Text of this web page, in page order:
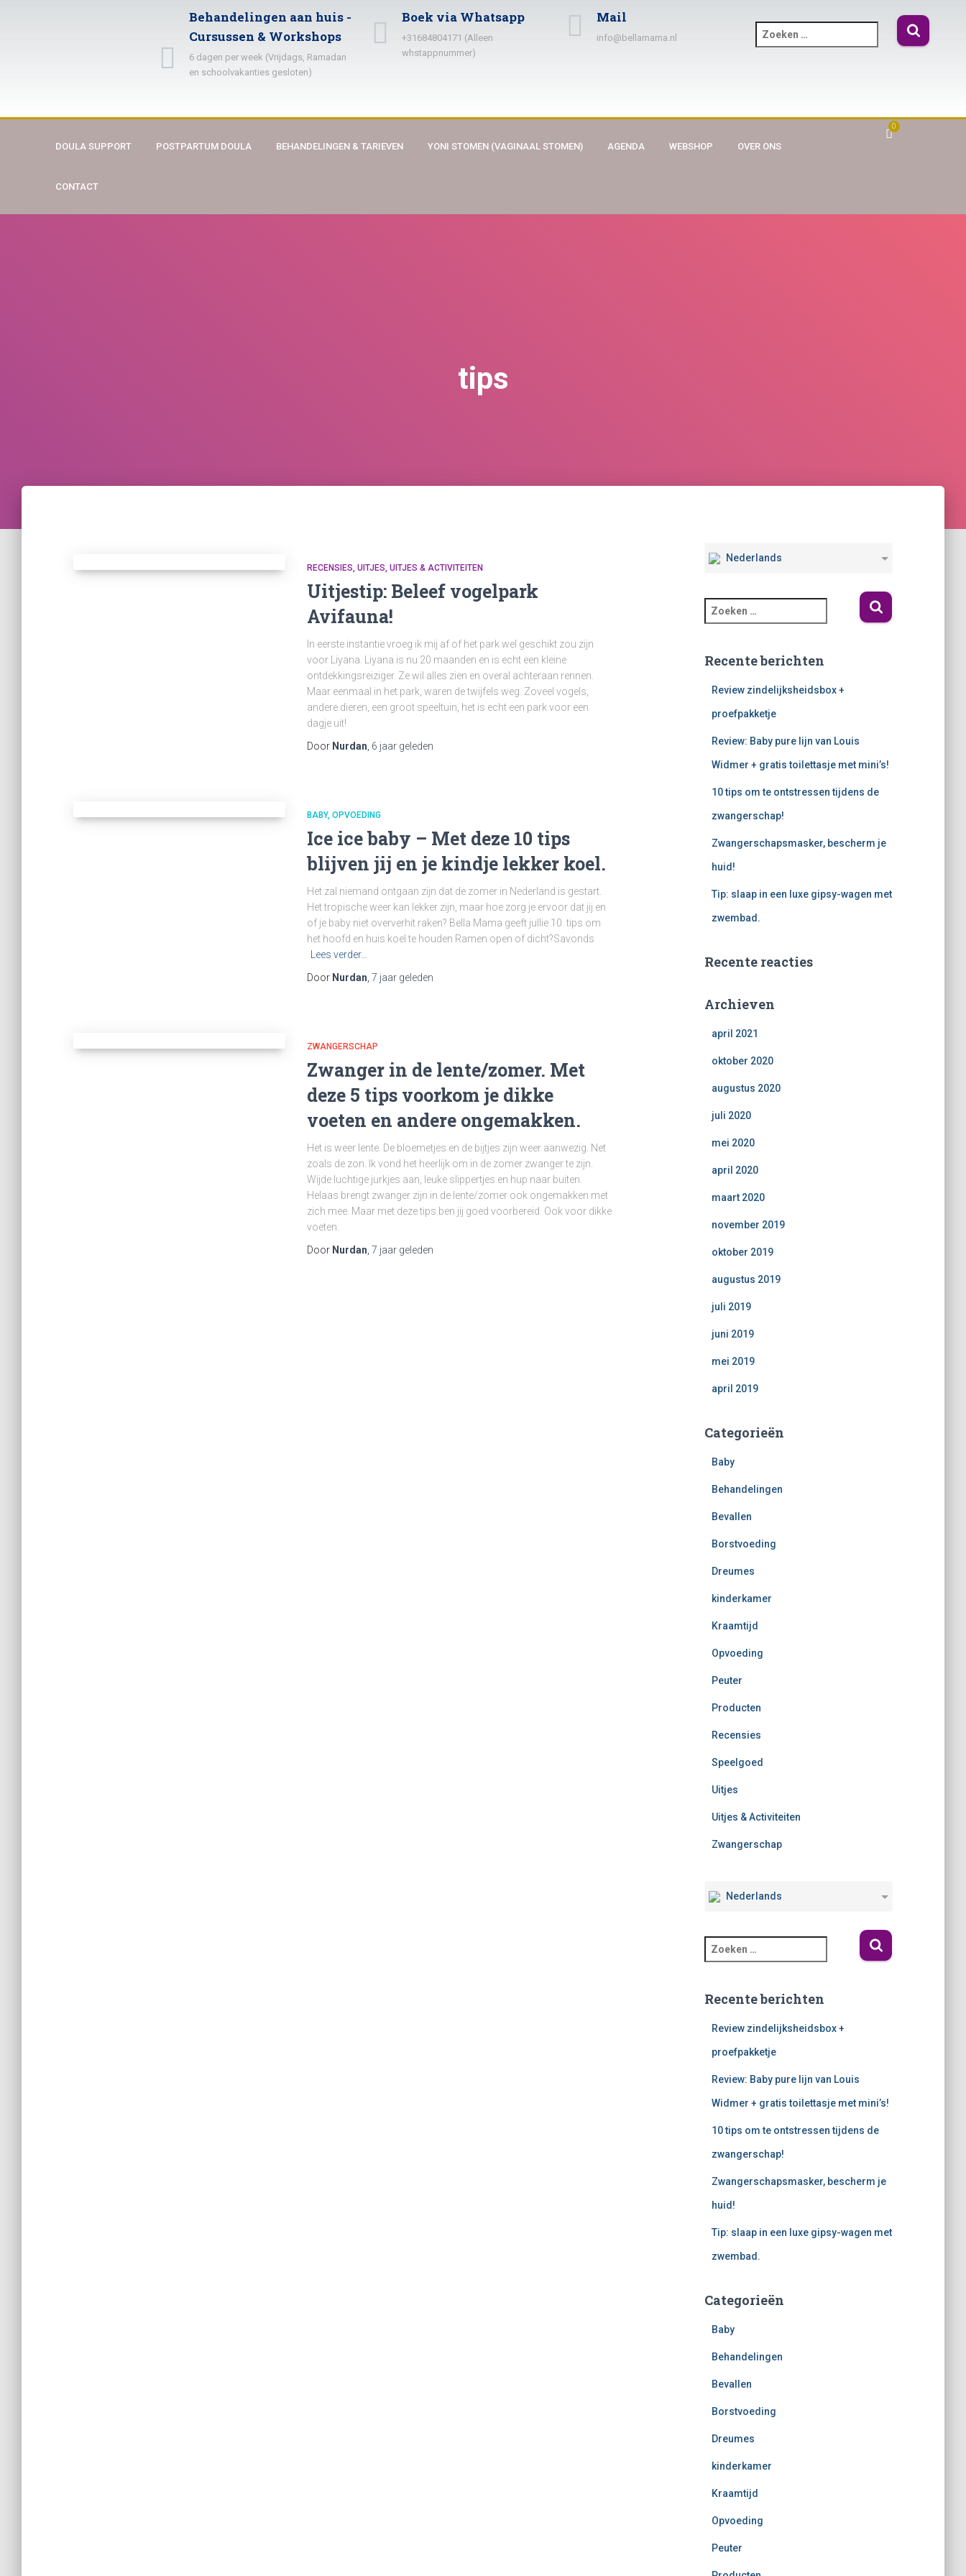
Behandelingen aan huis -
Cursussen & Workshops
6 dagen per week (Vrijdags, Ramadan
en schoolvakanties gesloten)
Boek via Whatsapp
+31684804171 (Alleen
whstappnummer)
Mail
info@bellamama.nl
DOULA SUPPORT POSTPARTUM DOULA BEHANDELINGEN & TARIEVEN YONI STOMEN (VAGINAAL STOMEN) AGENDA WEBSHOP OVER ONS
CONTACT
0
tips
RECENSIES UITJES UITJES & ACTIVITEITEN
Uitjestip: Beleef vogelpark
Avifauna!
In eerste instantie vroeg ik mij af of het park wel geschikt zou zijn
voor Liyana. Liyana is nu 20 maanden en is echt een kleine
ontdekkingsreiziger. Ze wil alles zien en overal achteraan rennen.
Maar eenmaal in het park, waren de twijfels weg. Zoveel vogels,
andere dieren, een groot speeltuin, het is echt een park voor een
dagje uit!
Door Nurdan 6 jaar geleden
BABY OPVOEDING
Ice ice baby – Met deze 10 tips
blijven jij en je kindje lekker koel.
Het zal niemand ontgaan zijn dat de zomer in Nederland is gestart.
Het tropische weer kan lekker zijn, maar hoe zorg je ervoor dat jij en
of je baby niet oververhit raken? Bella Mama geeft jullie 10 tips om
het hoofd en huis koel te houden Ramen open of dicht?Savonds
Lees verder…
Door Nurdan 7 jaar geleden
ZWANGERSCHAP
Zwanger in de lente/zomer. Met
deze 5 tips voorkom je dikke
voeten en andere ongemakken.
Het is weer lente. De bloemetjes en de bijtjes zijn weer aanwezig. Net
zoals de zon. Ik vond het heerlijk om in de zomer zwanger te zijn.
Wijde luchtige jurkjes aan, leuke slippertjes en hup naar buiten.
Helaas brengt zwanger zijn in de lente/zomer ook ongemakken met
zich mee. Maar met deze tips ben jij goed voorbereid. Ook voor dikke
voeten.
Door Nurdan 7 jaar geleden
Nederlands
Recente berichten
Review zindelijksheidsbox +
proefpakketje
Review: Baby pure lijn van Louis
Widmer + gratis toilettasje met mini’s!
10 tips om te ontstressen tijdens de
zwangerschap!
Zwangerschapsmasker, bescherm je
huid!
Tip: slaap in een luxe gipsy-wagen met
zwembad.
Recente reacties
Archieven
april 2021
oktober 2020
augustus 2020
juli 2020
mei 2020
april 2020
maart 2020
november 2019
oktober 2019
augustus 2019
juli 2019
juni 2019
mei 2019
april 2019
Categorieën
Baby
Behandelingen
Bevallen
Borstvoeding
Dreumes
kinderkamer
Kraamtijd
Opvoeding
Peuter
Producten
Recensies
Speelgoed
Uitjes
Uitjes & Activiteiten
Zwangerschap
Nederlands
Recente berichten
Review zindelijksheidsbox +
proefpakketje
Review: Baby pure lijn van Louis
Widmer + gratis toilettasje met mini’s!
10 tips om te ontstressen tijdens de
zwangerschap!
Zwangerschapsmasker, bescherm je
huid!
Tip: slaap in een luxe gipsy-wagen met
zwembad.
Categorieën
Baby
Behandelingen
Bevallen
Borstvoeding
Dreumes
kinderkamer
Kraamtijd
Opvoeding
Peuter